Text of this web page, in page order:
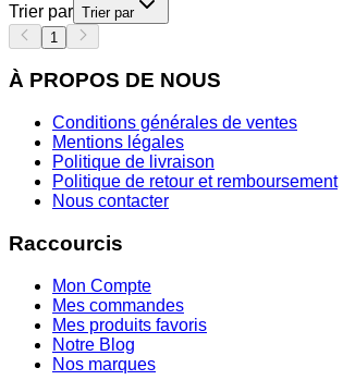
Trier par Trier par
1
À PROPOS DE NOUS
Conditions générales de ventes
Mentions légales
Politique de livraison
Politique de retour et remboursement
Nous contacter
Raccourcis
Mon Compte
Mes commandes
Mes produits favoris
Notre Blog
Nos marques